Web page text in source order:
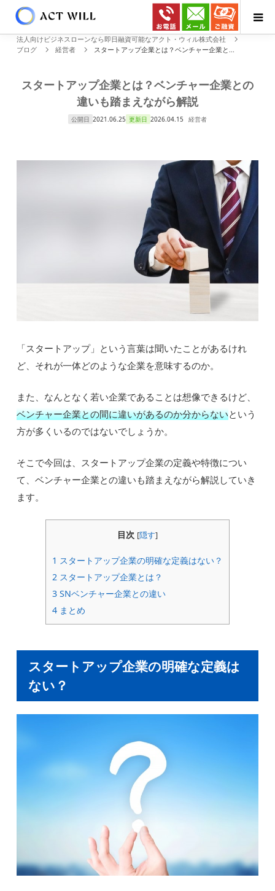
法人向けビジネスローンなら即日融資可能なアクト・ウィル株式会社
ブログ
経営者 スタートアップ企業とは？ベンチャー企業と...
スタートアップ企業とは？ベンチャー企業との
違いも踏まえながら解説
公開日 2021.06.25 更新日 2026.04.15 経営者
「スタートアップ」という言葉は聞いたことがあるけれ
ど、それが一体どのような企業を意味するのか。
また、なんとなく若い企業であることは想像できるけど、
ベンチャー企業との間に違いがあるのか分からないという
方が多くいるのではないでしょうか。
そこで今回は、スタートアップ企業の定義や特徴につい
て、ベンチャー企業との違いも踏まえながら解説していき
ます。
目次 [隠す]
1 スタートアップ企業の明確な定義はない？
2 スタートアップ企業とは？
3 SNベンチャー企業との違い
4 まとめ
スタートアップ企業の明確な定義は
ない？